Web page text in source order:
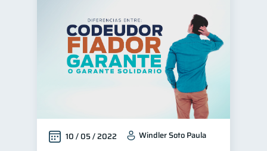
10 / 05 / 2022 Windler Soto Paula